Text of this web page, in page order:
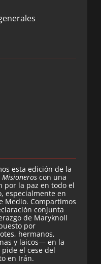
esta edición de la
Misioneros con una
por la paz en todo el
especialmente en
Medio. Compartimos
conjunta
de Maryknoll
por
hermanos,
y laicos— en la
pide el cese del
en Irán.